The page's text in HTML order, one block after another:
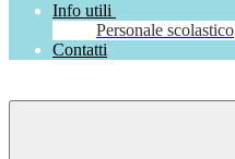
Info utili
Personale scolastico
Contatti